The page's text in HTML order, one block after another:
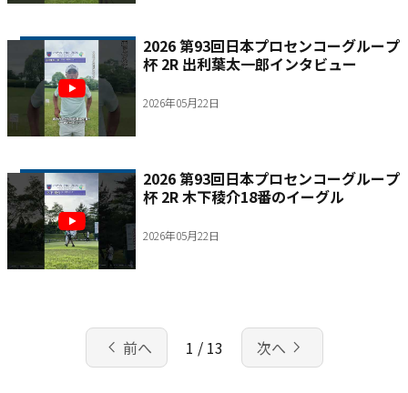
2026 第93回日本プロセンコーグループ
杯 2R 出利葉太一郎インタビュー
2026年05月22日
2026 第93回日本プロセンコーグループ
杯 2R 木下稜介18番のイーグル
2026年05月22日
chevron_left 前へ 1 / 13 次へ navigate_next